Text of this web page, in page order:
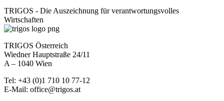
TRIGOS - Die Auszeichnung für verantwortungsvolles
Wirtschaften
TRIGOS Österreich
Wiedner Hauptstraße 24/11
A – 1040 Wien
Tel: +43 (0)1 710 10 77-12
E-Mail: office@trigos.at